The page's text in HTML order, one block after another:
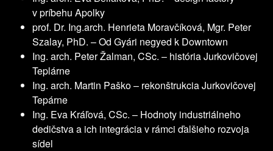
v príbehu Apolky
prof. Dr. Ing.arch. Henrieta Moravčíková, Mgr. Peter
Szalay, PhD. – Od Gyári negyed k Downtown
Ing. arch. Peter Žalman, CSc. – história Jurkovičovej
Teplárne
Ing. arch. Martin Paško – rekonštrukcia Jurkovičovej
Tepárne
Ing. Eva Kráľová, CSc. – Hodnoty industriálneho
dedičstva a ich integrácia v rámci ďalšieho rozvoja
sídel